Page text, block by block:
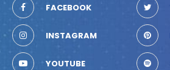
FACEBOOK
INSTAGRAM
YOUTUBE